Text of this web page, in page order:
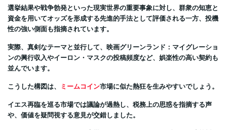
選挙結果や戦争勃発といった現実世界の重要事象に対し、群衆の知恵と
資金を用いてオッズを形成する先進的手法として評価される一方、投機
性の強い側面も指摘されています。
実際、真剣なテーマと並行して、映画グリーンランド：マイグレーショ
ンの興行収入やイーロン・マスクの投稿頻度など、娯楽性の高い契約も
並んでいます。
こうした構図は、
ミームコイン市場に似た熱狂を生みやすいでしょう。
イエス再臨を巡る市場では議論が過熱し、税務上の思惑を指摘する声
や、価値を疑問視する意見が交錯しました。